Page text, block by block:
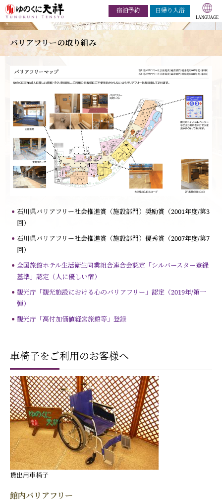
宿泊予約 日帰り入浴
バリアフリーの取り組み
石川県バリアフリー社会推進賞（施設部門）奨励賞（2001年度/第3
回）
石川県バリアフリー社会推進賞（施設部門）優秀賞（2007年度/第7
回）
全国旅館ホテル生活衛生同業組合連合会認定「シルバースター登録
基準」認定（人に優しい宿）
観光庁「観光施設における心のバリアフリー」認定（2019年/第一
弾）
観光庁「高付加価値経営旅館等」登録
車椅子をご利用のお客様へ
貸出用車椅子
館内バリアフリー